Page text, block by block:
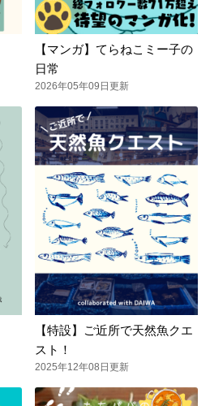
【マンガ】てらねこミー子の
日常
2026年05年09日更新
【特設】ご近所で天然魚クエ
スト！
2025年12年08日更新